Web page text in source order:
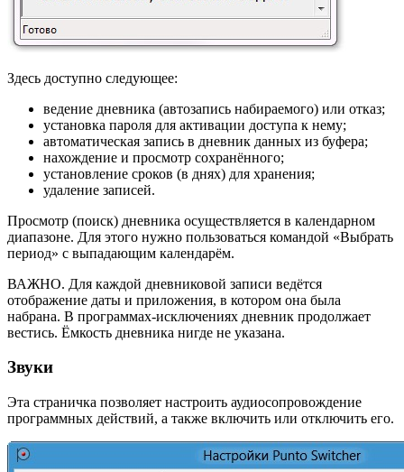
Здесь доступно следующее:
ведение дневника (автозапись набираемого) или отказ;
установка пароля для активации доступа к нему;
автоматическая запись в дневник данных из буфера;
нахождение и просмотр сохранённого;
установление сроков (в днях) для хранения;
удаление записей.
Просмотр (поиск) дневника осуществляется в календарном
диапазоне. Для этого нужно пользоваться командой «Выбрать
период» с выпадающим календарём.
ВАЖНО. Для каждой дневниковой записи ведётся
отображение даты и приложения, в котором она была
набрана. В программах-исключениях дневник продолжает
вестись. Ёмкость дневника нигде не указана.
Звуки
Эта страничка позволяет настроить аудиосопровождение
программных действий, а также включить или отключить его.